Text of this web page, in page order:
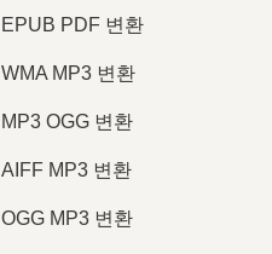
EPUB PDF 변환
WMA MP3 변환
MP3 OGG 변환
AIFF MP3 변환
OGG MP3 변환